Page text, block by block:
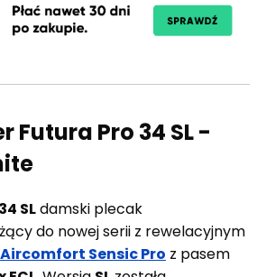
Futura Pro 34 SL -
SLdamski plecak
do nowej serii z rewelacyjnym
Aircomfort Sensic Pro z pasem